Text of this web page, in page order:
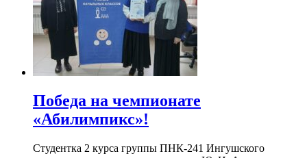
Победа на чемпионате
«Абилимпикс»!
Студентка 2 курса группы ПНК-241 Ингушского